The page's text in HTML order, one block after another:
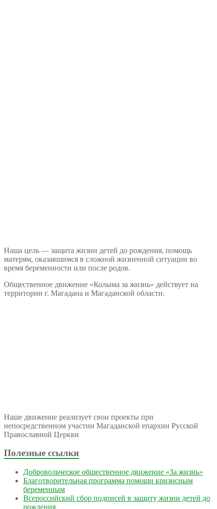
Наша цель — защита жизни детей до рождения, помощь
матерям, оказавшимся в сложной жизненной ситуации во
время беременности или после родов.
Общественное движение «Колыма за жизнь» действует на
территории г. Магадана и Магаданской области.
Наше движение реализует свои проекты при
непосредственном участии Магаданской епархии Русской
Православной Церкви
Полезные ссылки
Добровольческое общественное движение «За жизнь»
Благотворительная программа помощи кризисным
беременным
Всероссийский сбор подписей в защиту жизни детей до
рождения